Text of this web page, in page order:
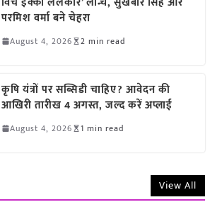
परमिश वर्मा बने चेहरा
August 4, 2026 2 min read
कृषि यंत्रों पर सब्सिडी चाहिए? आवेदन की
आखिरी तारीख 4 अगस्त, जल्द करें अप्लाई
August 4, 2026 1 min read
View All